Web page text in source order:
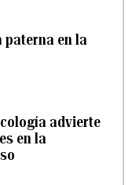
paterna en la
advierte
en la